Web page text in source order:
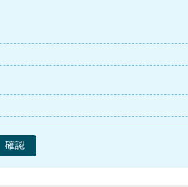
確認